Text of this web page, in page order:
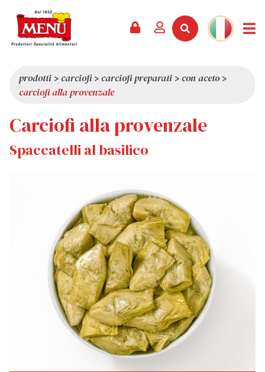
CATALOGO
SERVIZI
ULTIME NOVITÀ
PREMI
RASSEGNA STAMPA
CHI SIAMO
QUALITÀ
VALORI
SHOWROOM
prodotti >carciofi>carciofi preparati >con aceto>
carciofi alla provenzale
Carciofi alla provenzale
Spaccatelli al basilico